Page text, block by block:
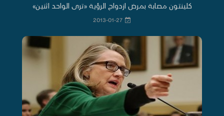
كلينتون مصابة بمرض ازدواج الرؤية «ترى الواحد اثنين»
2013-01-27